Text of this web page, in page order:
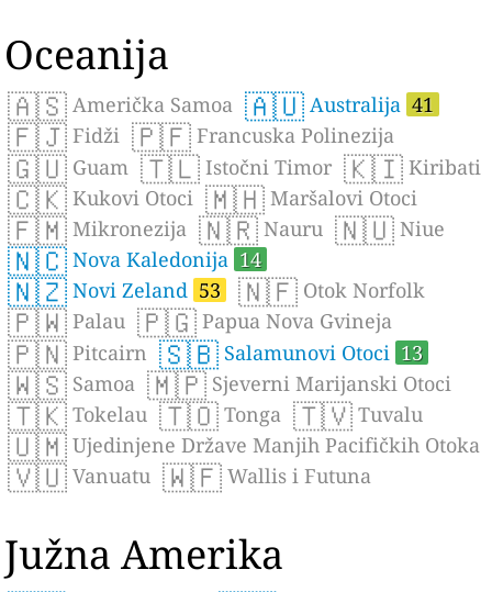
Oceanija
🇦🇸 Američka Samoa 🇦🇺 Australija 41
🇫🇯 Fidži 🇵🇫 Francuska Polinezija
🇬🇺 Guam 🇹🇱 Istočni Timor 🇰🇮 Kiribati
🇨🇰 Kukovi Otoci 🇲🇭 Maršalovi Otoci
🇫🇲 Mikronezija 🇳🇷 Nauru 🇳🇺 Niue
🇳🇨 Nova Kaledonija 14
🇳🇿 Novi Zeland 53 🇳🇫 Otok Norfolk
🇵🇼 Palau 🇵🇬 Papua Nova Gvineja
🇵🇳 Pitcairn 🇸🇧 Salamunovi Otoci 13
🇼🇸 Samoa 🇲🇵 Sjeverni Marijanski Otoci
🇹🇰 Tokelau 🇹🇴 Tonga 🇹🇻 Tuvalu
🇺🇲 Ujedinjene Države Manjih Pacifičkih Otoka
🇻🇺 Vanuatu 🇼🇫 Wallis i Futuna
Južna Amerika